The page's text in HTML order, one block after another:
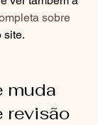
sobre
site.
muda
revisão